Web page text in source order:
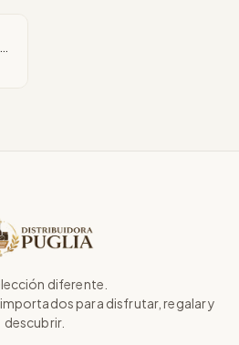
diferente.
para disfrutar, regalar y
descubrir.